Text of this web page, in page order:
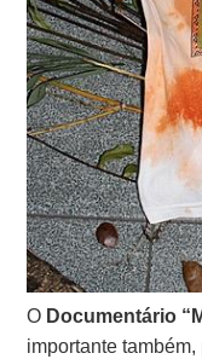
O Documentário
importante